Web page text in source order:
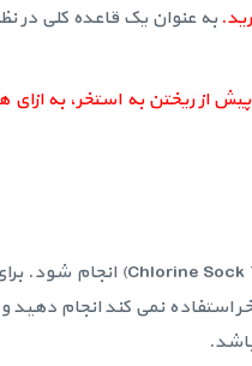
به عنوان یک قاعده کلی در
نمی کند انجام دهید و